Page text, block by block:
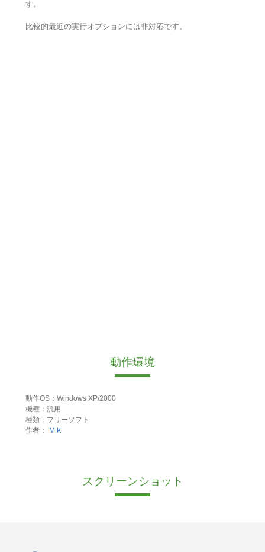
す。
比較的最近の実行オプションには非対応です。
動作環境
動作OS：Windows XP/2000
機種：汎用
種類：フリーソフト
作者：
ＭＫ
スクリーンショット